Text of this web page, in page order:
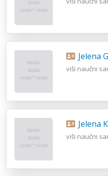
Jelena
viši naučni
Jelena
viši naučni